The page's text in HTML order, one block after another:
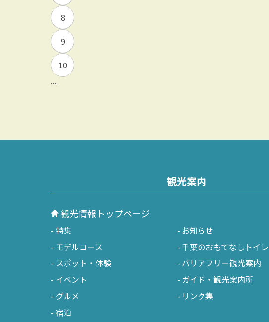
8
9
10
...
観光案内
観光情報トップページ
特集
モデルコース
スポット・体験
イベント
グルメ
宿泊
お知らせ
千葉のおもてなしトイレ
バリアフリー観光案内
ガイド・観光案内所
リンク集